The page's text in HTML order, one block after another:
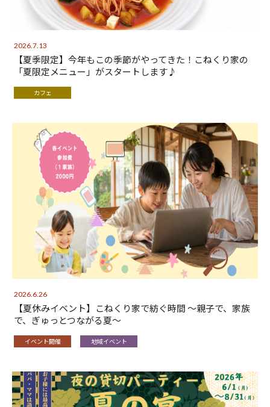
2026.7.13
【夏季限定】今年もこの季節がやってきた！こねくり家の
「夏限定メニュー」がスタートします♪
カフェ
2026.6.26
【夏休みイベント】こねくり家で紡ぐ時間 〜親子で、家族
で、ぎゅっとつながる夏〜
イベント開催 地域イベント